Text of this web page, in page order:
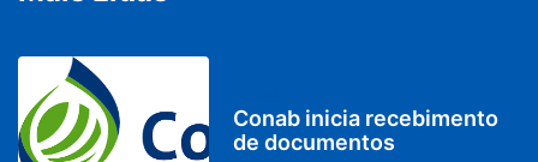
Conab inicia recebimento
de documentos